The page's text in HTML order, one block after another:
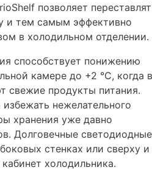
позволяет
и тем самым эффективно
в холодильном отделении.
способствует понижению
камере до +2 °C, когда в
свежие продукты питания.
нежелательного
хранения уже давно
Долговечные светодиодные
стенках или сверху и
холодильника.